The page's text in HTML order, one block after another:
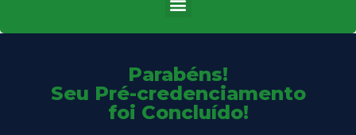
Parabéns!
Seu Pré-credenciamento
foi Concluído!